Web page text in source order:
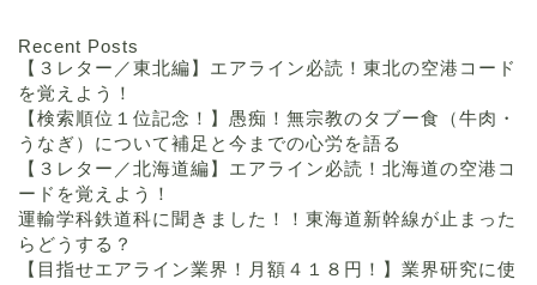
Recent Posts
【３レター／東北編】エアライン必読！東北の空港コード
を覚えよう！
【検索順位１位記念！】愚痴！無宗教のタブー食（牛肉・
うなぎ）について補足と今までの心労を語る
【３レター／北海道編】エアライン必読！北海道の空港コ
ードを覚えよう！
運輸学科鉄道科に聞きました！！東海道新幹線が止まった
らどうする？
【目指せエアライン業界！月額４１８円！】業界研究に使